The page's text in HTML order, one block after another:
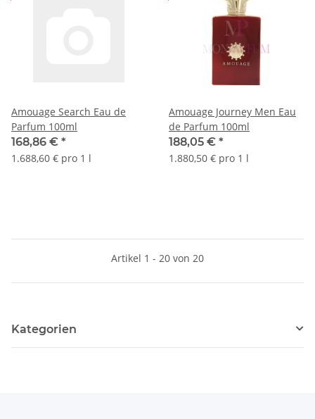
Amouage Search Eau de
Parfum 100ml
168,86 € *
1.688,60 € pro 1 l
Amouage Journey Men Eau
de Parfum 100ml
188,05 € *
1.880,50 € pro 1 l
Artikel 1 - 20 von 20
Kategorien